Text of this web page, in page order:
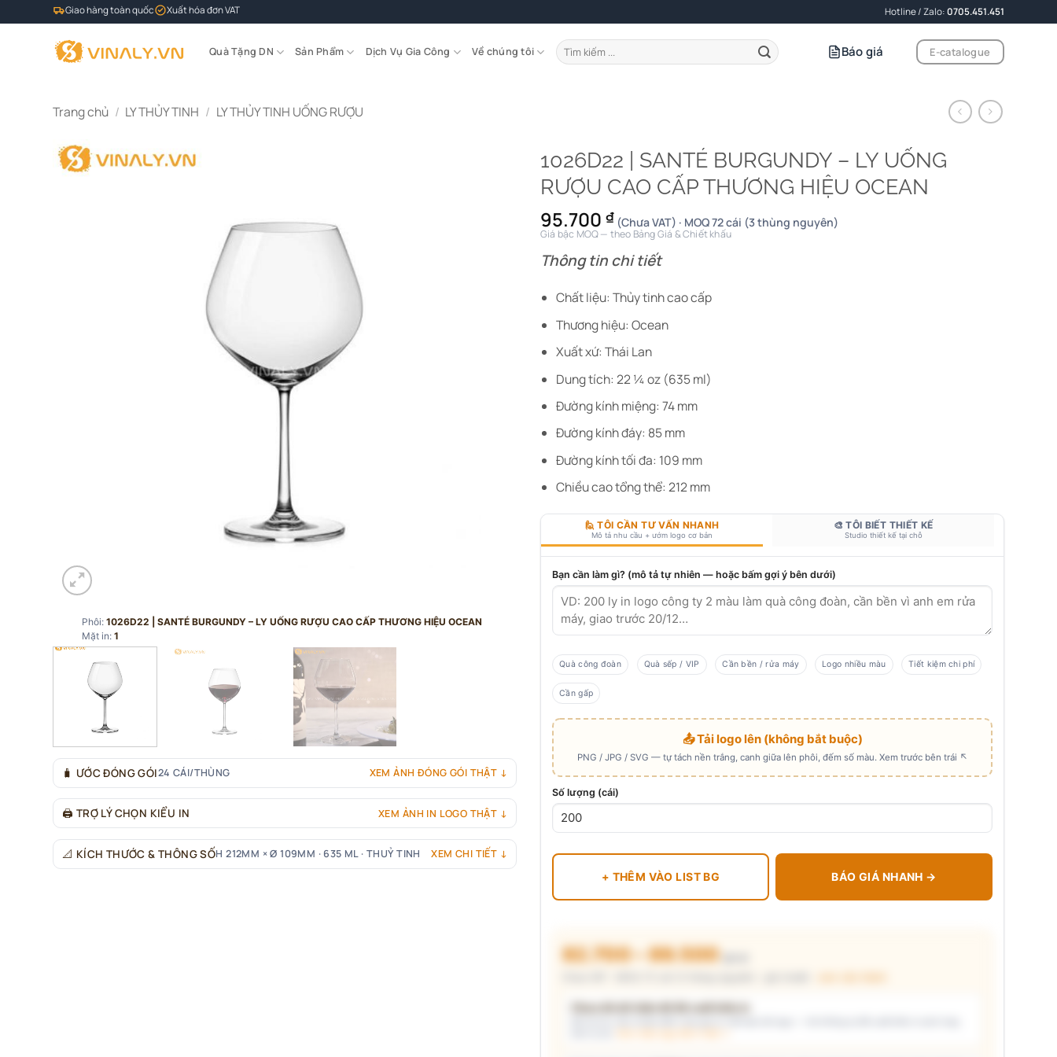
qua
Giao hàng toàn quốc Xuất hóa đơn VAT Hotline / Zalo:0705.451.451
Quà Tặng DN Sản Phẩm Dịch Vụ Gia Công Về chúng tôi
Tìm
kiếm:
Báo giá E-catalogue
Trang chủ / LY THỦY TINH / LY THỦY TINH UỐNG RƯỢU
Phôi: 1026D22 | SANTÉ BURGUNDY – LY UỐNG RƯỢU CAO CẤP THƯƠNG HIỆU OCEAN
Mặt in: 1
🧳 ƯỚC ĐÓNG GÓI24 CÁI/THÙNG XEM ẢNH ĐÓNG GÓI THẬT ↓
🖨 TRỢ LÝ CHỌN KIỂU IN XEM ẢNH IN LOGO THẬT ↓
📐 KÍCH THƯỚC & THÔNG SỐH 212MM × Ø 109MM · 635 ML · THUỶ TINH XEM CHI TIẾT ↓
1026D22 | SANTÉ BURGUNDY – LY UỐNG
RƯỢU CAO CẤP THƯƠNG HIỆU OCEAN
95.700 ₫ (Chưa VAT) · MOQ 72 cái (3 thùng nguyên)
Giá bậc MOQ — theo Bảng Giá & Chiết khấu
Thông tin chi tiết
Chất liệu: Thủy tinh cao cấp
Thương hiệu: Ocean
Xuất xứ: Thái Lan
Dung tích: 22 ¼ oz (635 ml)
Đường kính miệng: 74 mm
Đường kính đáy: 85 mm
Đường kính tối đa: 109 mm
Chiều cao tổng thể: 212 mm
🙋 TÔI CẦN TƯ VẤN NHANH
Mô tả nhu cầu + ướm logo cơ bản
🎨 TÔI BIẾT THIẾT KẾ
Studio thiết kế tại chỗ
Bạn cần làm gì? (mô tả tự nhiên — hoặc bấm gợi ý bên dưới)
Quà công đoàn Quà sếp / VIP Cần bền / rửa máy Logo nhiều màu Tiết kiệm chi phí
Cần gấp
📤 Tải logo lên (không bắt buộc)
PNG / JPG / SVG — tự tách nền trắng, canh giữa lên phôi, đếm số màu. Xem trước bên trái ↖
Số lượng (cái)
+ THÊM VÀO LIST BG BÁO GIÁ NHANH →
82.700 – 89.500